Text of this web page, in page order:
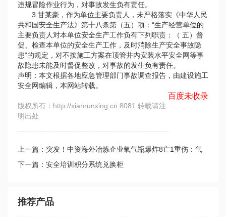
违规冒险作业行为，对事故发生负有责任。
3.甘某豪，作为单位主要负责人，未严格落实《中华人民
共和国安全生产法》第十八条第（五）项：“生产经营单位的
主要负责人对本单位安全生产工作负有下列职责：（ 五）督
促、检查本单位的安全生产工作，及时消除生产安全事故隐
患”的规定，对不按施工方案在顶管井内安装水平安全网等事
故隐患未能及时督促整改，对事故的发生负有责任。
声明：本文根据各地应急管理部门事故调查报告，由建设施工
安全网编辑，本网站转载。
百度未收录
版权所有：http://xianrunxing.cn:8081 转载请注
明出处
上一篇：突发！中资海外冶炼企业氧气瓶爆炸8亡1重伤：气
瓶使用不当等于定时炸弹！
下一篇：安全培训积分系统兑换柜
推荐产品